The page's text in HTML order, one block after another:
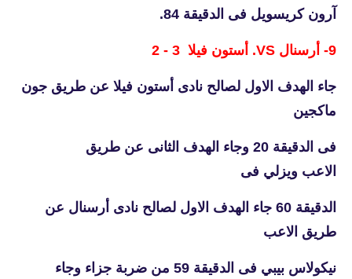
آرون كريسويل فى الدقيقة 84.
9- أرسنال VS. أستون فيلا 3 - 2
جاء الهدف الاول لصالح نادى أستون فيلا عن طريق جون
ماكجين
فى الدقيقة 20 وجاء الهدف الثانى عن طريق
الاعب ويزلي فى
الدقيقة 60 جاء الهدف الاول لصالح نادى أرسنال عن
طريق الاعب
نيكولاس بيبي فى الدقيقة 59 من ضربة جزاء وجاء